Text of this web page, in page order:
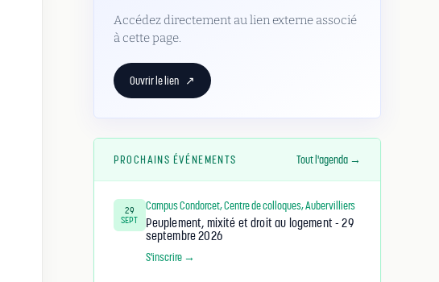
Accédez directement au lien externe associé
à cette page.
Ouvrir le lien ↗
PROCHAINS ÉVÉNEMENTS Tout l'agenda →
29
SEPT
Campus Condorcet, Centre de colloques, Aubervilliers
Peuplement, mixité et droit au logement - 29
septembre 2026
S'inscrire →